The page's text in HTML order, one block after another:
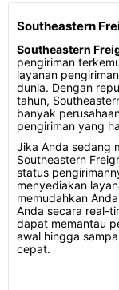
Southeastern
Southeastern
pengiriman
layanan
dunia. Dengan
tahun,
banyak
pengiriman yang
Jika Anda sedang
Southeastern
status
menyediakan
memudahkan
Anda secara real-
dapat memantau
awal hingga
cepat.